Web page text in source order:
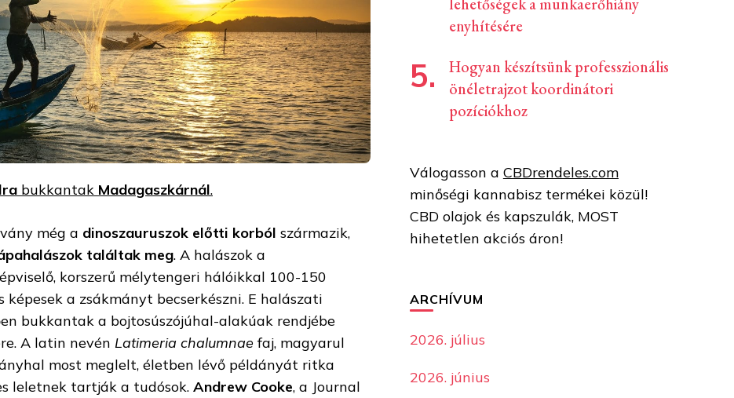
bukkantak Madagaszkárnál.
még a dinoszauruszok előtti korból származik,
találtak meg. A halászok a
korszerű mélytengeri hálóikkal 100-150
képesek a zsákmányt becserkészni. E halászati
bukkantak a bojtosúszójúhal-alakúak rendjébe
A latin nevén Latimeria chalumnae faj, magyarul
most meglelt, életben lévő példányát ritka
leletnek tartják a tudósok. Andrew Cooke, a Journal
enyhítésére
Hogyan készítsünk professzionális
önéletrajzot koordinátori
pozíciókhoz
Válogasson a CBDrendeles.com
minőségi kannabisz termékei közül!
CBD olajok és kapszulák, MOST
hihetetlen akciós áron!
ARCHÍVUM
2026. július
2026. június